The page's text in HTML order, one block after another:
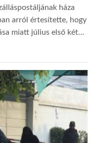
háza
arról értesítette, hogy
miatt július első két…